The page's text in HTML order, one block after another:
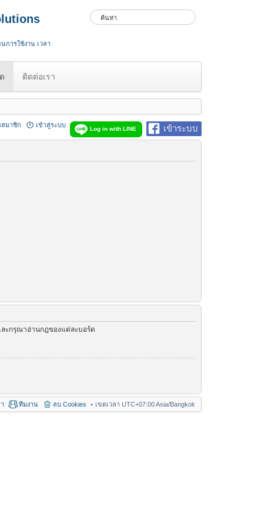
การใช้งาน เวลา
ติดต่อเรา
เข้าระบบ
Log in with LINE
เข้าสู่ระบบ
มาชิก
ะกรุณาอ่านกฎของแต่ละบอร์ด
เขตเวลา UTC+07:00 Asia/Bangkok
ลบ Cookies
ทีมงาน